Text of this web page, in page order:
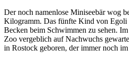
Der noch namenlose Miniseebär wog
Kilogramm. Das fünfte Kind von Egoli
Becken beim Schwimmen zu sehen.
Zoo vergeblich auf Nachwuchs
in Rostock geboren, der immer noch